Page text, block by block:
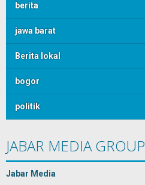
berita
jawa barat
Berita lokal
bogor
politik
JABAR MEDIA GROUP
Jabar Media